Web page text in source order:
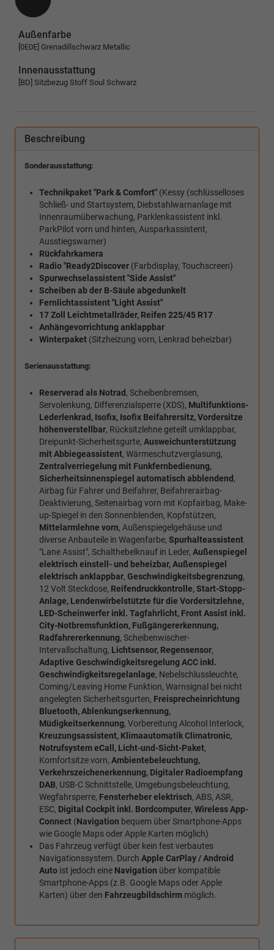
Außenfarbe
[0E0E] Grenadillschwarz Metallic
Innenausstattung
[BD] Sitzbezug Stoff Soul Schwarz
Beschreibung
Sonderausstattung:
Technikpaket "Park & Comfort" (Kessy (schlüsselloses
Schließ- und Startsystem, Diebstahlwarnanlage mit
Innenraumüberwachung, Parklenkassistent inkl.
ParkPilot vorn und hinten, Ausparkassistent,
Ausstiegswarner)
Rückfahrkamera
Radio "Ready2Discover (Farbdisplay, Touchscreen)
Spurwechselassistent "Side Assist"
Scheiben ab der B-Säule abgedunkelt
Fernlichtassistent "Light Assist"
17 Zoll Leichtmetallräder, Reifen 225/45 R17
Anhängevorrichtung anklappbar
Winterpaket (Sitzheizung vorn, Lenkrad beheizbar)
Serienausstattung:
Reserverad als Notrad , Scheibenbremsen,
Servolenkung, Differenzialsperre (XDS), Multifunktions-
Lederlenkrad, Isofix, Isofix Beifahrersitz, Vordersitze
höhenverstellbar, Rücksitzlehne geteilt umklappbar,
Dreipunkt-Sicherheitsgurte, Ausweichunterstützung
mit Abbiegeassistent, Wärmeschutzverglasung,
Zentralverriegelung mit Funkfernbedienung,
Sicherheitsinnenspiegel automatisch abblendend ,
Airbag für Fahrer und Beifahrer, Beifahrerairbag-
Deaktivierung, Seitenairbag vorn mit Kopfairbag, Make-
up-Spiegel in den Sonnenblenden, Kopfstützen,
Mittelarmlehne vorn, Außenspiegelgehäuse und
diverse Anbauteile in Wagenfarbe, Spurhalteassistent
"Lane Assist", Schalthebelknauf in Leder, Außenspiegel
elektrisch einstell- und beheizbar, Außenspiegel
elektrisch anklappbar, Geschwindigkeitsbegrenzung,
12 Volt Steckdose, Reifendruckkontrolle, Start-Stopp-
Anlage, Lendenwirbelstützte für die Vordersitzlehne,
LED-Scheinwerfer inkl. Tagfahrlicht, Front Assist inkl.
City-Notbremsfunktion, Fußgängererkennung,
Radfahrererkennung, Scheibenwischer-
Intervallschaltung, Lichtsensor, Regensensor,
Adaptive Geschwindigkeitsregelung ACC inkl.
Geschwindigkeitsregelanlage, Nebelschlussleuchte,
Coming/Leaving Home Funktion, Warnsignal bei nicht
angelegten Sicherheitsgurten, Freisprecheinrichtung
Bluetooth, Ablenkungserkennung,
Müdigkeitserkennung, Vorbereitung Alcohol Interlock,
Kreuzungsassistent, Klimaautomatik Climatronic,
Notrufsystem eCall, Licht-und-Sicht-Paket,
Komfortsitze vorn, Ambientebeleuchtung,
Verkehrszeichenerkennung, Digitaler Radioempfang
DAB, USB-C Schnittstelle, Umgebungsbeleuchtung,
Wegfahrsperre, Fensterheber elektrisch, ABS, ASR,
ESC, Digital Cockpit inkl. Bordcomputer, Wireless App-
Connect (Navigation bequem über Smartphone-Apps
wie Google Maps oder Apple Karten möglich)
Das Fahrzeug verfügt über kein fest verbautes
Navigationssystem. Durch Apple CarPlay / Android
Auto ist jedoch eine Navigation über kompatible
Smartphone-Apps (z.B. Google Maps oder Apple
Karten) über den Fahrzeugbildschirm möglich.